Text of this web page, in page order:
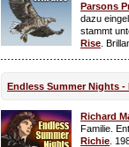
Parsons
dazu
stammt
Rise .
Endless Summer Nights -
Richard
Familie.
Richie .